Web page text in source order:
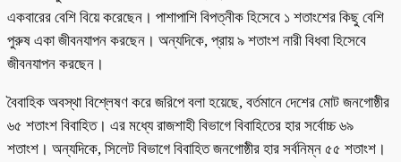
একবারের বেশি বিয়ে করেছেন। পাশাপাশি বিপত্নীক হিসেবে ১ শতাংশের কিছু বেশি
পুরুষ একা জীবনযাপন করছেন। অন্যদিকে, প্রায় ৯ শতাংশ নারী বিধবা হিসেবে
জীবনযাপন করছেন।
বৈবাহিক অবস্থা বিশ্লেষণ করে জরিপে বলা হয়েছে, বর্তমানে দেশের মোট জনগোষ্ঠীর
৬৫ শতাংশ বিবাহিত। এর মধ্যে রাজশাহী বিভাগে বিবাহিতের হার সর্বোচ্চ ৬৯
শতাংশ। অন্যদিকে, সিলেট বিভাগে বিবাহিত জনগোষ্ঠীর হার সর্বনিম্ন ৫৫ শতাংশ।